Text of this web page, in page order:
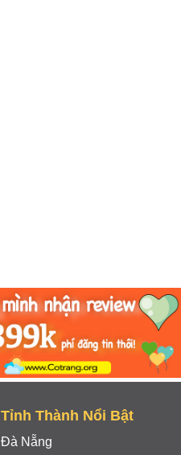
Tỉnh Thành Nổi Bật
Đà Nẵng